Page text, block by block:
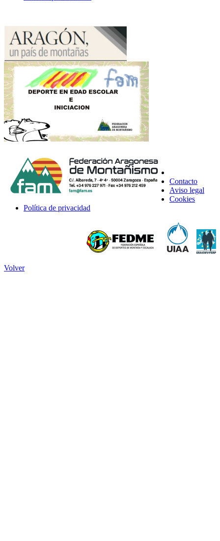
Contacto
Aviso legal
Cookies
Política de privacidad
Volver